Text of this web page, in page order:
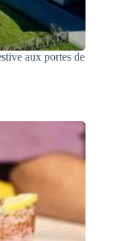
aux portes de